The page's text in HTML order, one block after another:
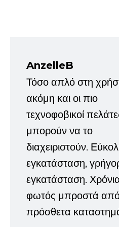
AnzelleB
Τόσο απλό στη
ακόμη και οι πιο
τεχνοφοβικοί
μπορούν να το
διαχειριστούν.
εγκατάσταση,
εγκατάσταση.
φωτός μπροστά
πρόσθετα